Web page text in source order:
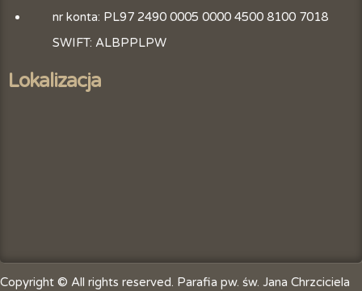
nr konta: PL97 2490 0005 0000 4500 8100 7018
SWIFT: ALBPPLPW
Lokalizacja
Copyright © All rights reserved. Parafia pw. św. Jana Chrzciciela